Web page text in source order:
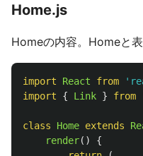
Home.js
Homeの内容。Homeと
import React from '
import
{ Link } from
class Home extends
render()
{